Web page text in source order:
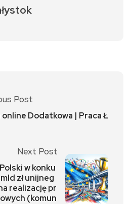
Post
online Dodatkowa | Praca Ł
Next Post
w konku
zł unijneg
realizację pr
(komun